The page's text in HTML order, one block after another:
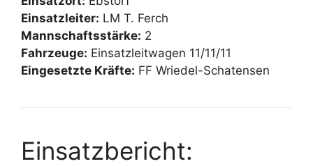
Einsatzleiter: LM T. Ferch
Mannschaftsstärke: 2
Fahrzeuge: Einsatzleitwagen 11/11/11
Eingesetzte Kräfte: FF Wriedel-Schatensen
Einsatzbericht: